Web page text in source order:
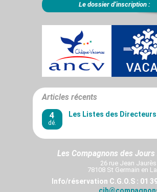
Le dossier d’inscription :
Articles récents
4
dé.
Les Listes des Directeurs
Les Compagnons des Jours
26 rue Jean Jaurès
78108 St Germain en
Info/réservation C.G.O.S : 01